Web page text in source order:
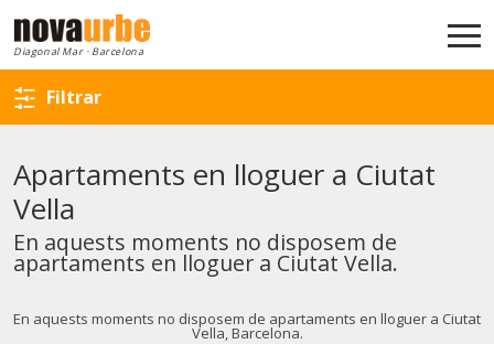
Diagonal Mar · Barcelona
Filtrar
Apartaments en lloguer a Ciutat
Vella
En aquests moments no disposem de
apartaments en lloguer a Ciutat Vella.
En aquests moments no disposem de apartaments en lloguer a Ciutat
Vella, Barcelona.